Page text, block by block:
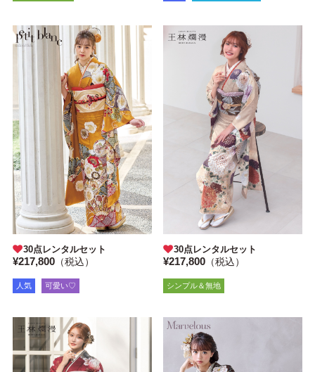
30点レンタルセット
¥217,800（税込）
人気 可愛い♡
30点レンタルセット
¥217,800 （税込）
シンプル＆無地